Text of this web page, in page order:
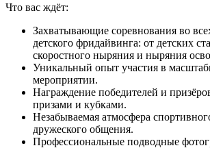
Что вас ждёт:
Захватывающие соревнования во
детского фридайвинга: от детских
скоростного ныряния и ныряния
Уникальный опыт участия в
мероприятии.
Награждение победителей и
призами и кубками.
Незабываемая атмосфера
дружеского общения.
Профессиональные подводные